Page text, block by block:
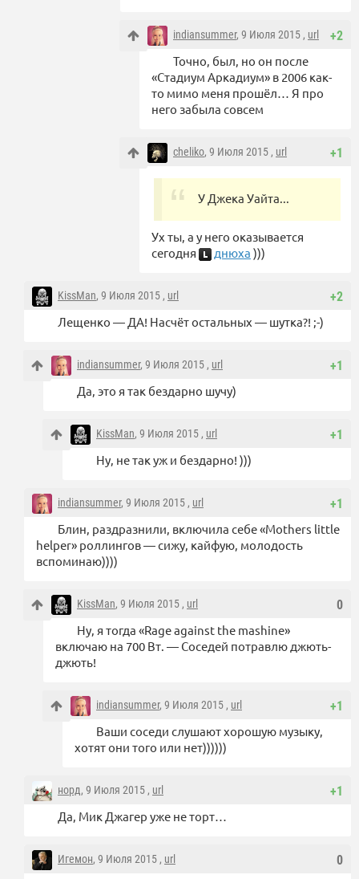
+2
indiansummer, 9 Июля 2015 , url
Точно, был, но он после
«Стадиум Аркадиум» в 2006 как-
то мимо меня прошёл… Я про
него забыла совсем
+1
cheliko, 9 Июля 2015 , url
У Джека Уайта...
Ух ты, а у него оказывается
сегодня
днюха )))
+2
KissMan, 9 Июля 2015 , url
Лещенко — ДА! Насчёт остальных — шутка?! ;-)
+1
indiansummer, 9 Июля 2015 , url
Да, это я так бездарно шучу)
+1
KissMan, 9 Июля 2015 , url
Ну, не так уж и бездарно! )))
+1
indiansummer, 9 Июля 2015 , url
Блин, раздразнили, включила себе «Mothers little
helper» роллингов — сижу, кайфую, молодость
вспоминаю))))
0
KissMan, 9 Июля 2015 , url
Ну, я тогда «Rage against the mashine»
включаю на 700 Вт. — Соседей потравлю джють-
джють!
+1
indiansummer, 9 Июля 2015 , url
Ваши соседи слушают хорошую музыку,
хотят они того или нет))))))
+1
норд, 9 Июля 2015 , url
Да, Мик Джагер уже не торт…
0
Игемон, 9 Июля 2015 , url